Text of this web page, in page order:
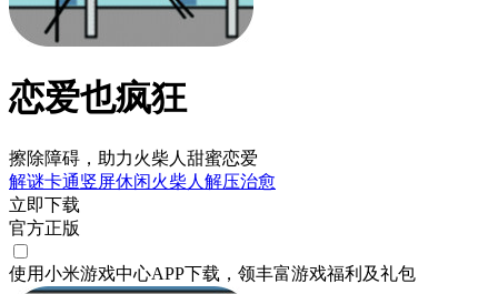
恋爱也疯狂
擦除障碍，助力火柴人甜蜜恋爱
解谜卡通竖屏休闲火柴人 解压治愈
立即下载
官方正版
使用小米游戏中心APP下载 ，领丰富游戏福利 及礼包